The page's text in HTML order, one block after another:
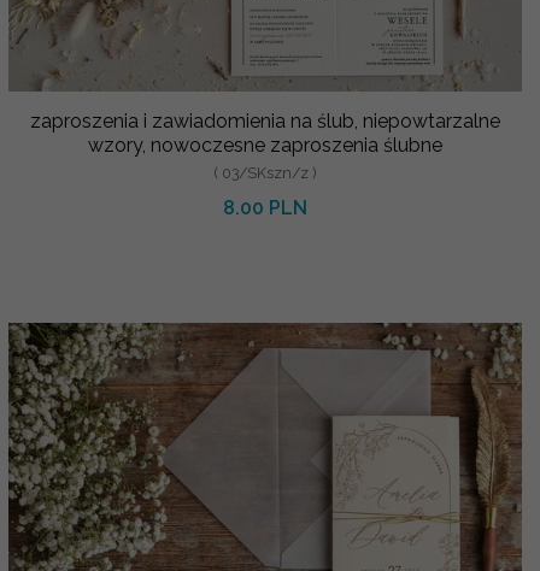
zaproszenia i zawiadomienia na ślub, niepowtarzalne
wzory, nowoczesne zaproszenia ślubne
( 03/SKszn/z )
8.00 PLN